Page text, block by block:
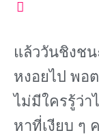
แล้ววันชิงช
หงอยไป พอ
ไม่มีใครรู้ว่า
หาที่เงียบ ๆ